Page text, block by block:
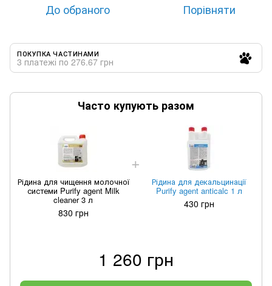
До обраного Порівняти
ПОКУПКА ЧАСТИНАМИ
3 платежі по 276.67 грн
Часто купують разом
Рідина для чищення молочної
системи Purify agent Milk
cleaner 3 л
830 грн
Рідина для декальцинації
Purify agent anticalc 1 л
430 грн
1 260 грн